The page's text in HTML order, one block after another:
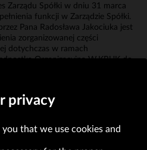
Zarządu Spółki w dniu 31 marca
funkcji w Zarządzie Spółki.
Pana Radosława Jakociuka jest
zorganizowanej części
dotychczas w ramach
Organizacyjna W.KRUK do
privacy
that we use cookies and